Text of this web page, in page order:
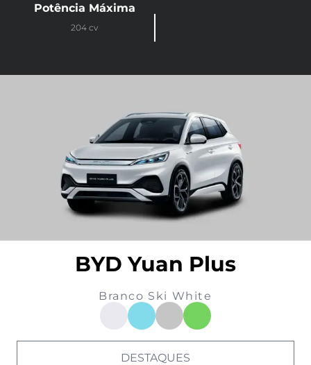
Potência Máxima
204 cv
BYD Yuan Plus
Branco Ski White
DESTAQUES